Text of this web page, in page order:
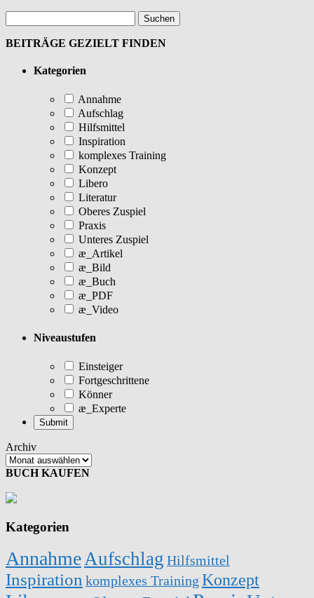
BEITRÄGE GEZIELT FINDEN
Kategorien
Annahme
Aufschlag
Hilfsmittel
Inspiration
komplexes Training
Konzept
Libero
Literatur
Oberes Zuspiel
Praxis
Unteres Zuspiel
æ_Artikel
æ_Bild
æ_Buch
æ_PDF
æ_Video
Niveaustufen
Einsteiger
Fortgeschrittene
Könner
æ_Experte
Archiv
BUCH KAUFEN
Kategorien
AnnahmeAufschlag Hilfsmittel
Inspiration komplexes Training Konzept